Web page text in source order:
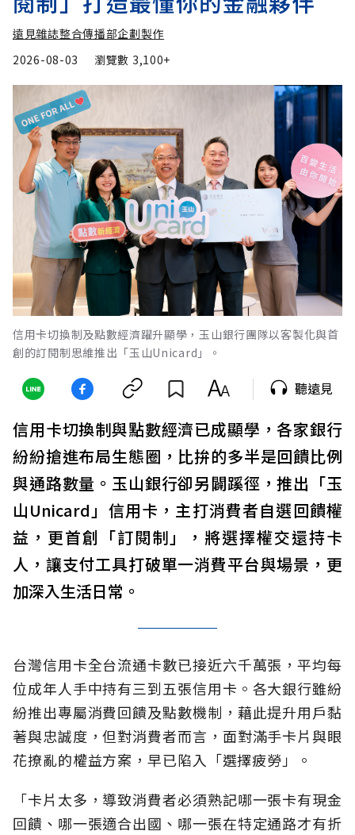
遠見雜誌整合傳播部企劃製作
2026-08-03
瀏覽數 3,100+
信用卡切換制及點數經濟躍升顯學，玉山銀行團隊以客製化與首
創的訂閱制思維推出「玉山Unicard」。
聽遠見
信用卡切換制與點數經濟已成顯學，各家銀行
紛紛搶進布局生態圈，比拚的多半是回饋比例
與通路數量。玉山銀行卻另闢蹊徑，推出「玉
山Unicard」信用卡，主打消費者自選回饋權
益，更首創「訂閱制」，將選擇權交還持卡
人，讓支付工具打破單一消費平台與場景，更
加深入生活日常。
台灣信用卡全台流通卡數已接近六千萬張，平均每
位成年人手中持有三到五張信用卡。各大銀行雖紛
紛推出專屬消費回饋及點數機制，藉此提升用戶黏
著與忠誠度，但對消費者而言，面對滿手卡片與眼
花撩亂的權益方案，早已陷入「選擇疲勞」。
「卡片太多，導致消費者必須熟記哪一張卡有現金
回饋、哪一張適合出國、哪一張在特定通路才有折